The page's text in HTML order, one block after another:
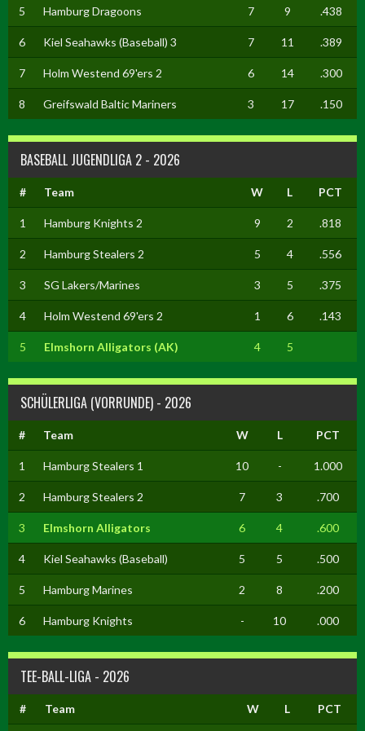
5 Hamburg Dragoons 7 9 .438
6 Kiel Seahawks (Baseball) 3 7 11 .389
7 Holm Westend 69'ers 2 6 14 .300
8 Greifswald Baltic Mariners 3 17 .150
BASEBALL JUGENDLIGA 2 - 2026
# Team W L PCT
1 Hamburg Knights 2 9 2 .818
2 Hamburg Stealers 2 5 4 .556
3 SG Lakers/Marines 3 5 .375
4 Holm Westend 69'ers 2 1 6 .143
5 Elmshorn Alligators (AK) 4 5
SCHÜLERLIGA (VORRUNDE) - 2026
# Team W L PCT
1 Hamburg Stealers 1 10 - 1.000
2 Hamburg Stealers 2 7 3 .700
3 Elmshorn Alligators 6 4 .600
4 Kiel Seahawks (Baseball) 5 5 .500
5 Hamburg Marines 2 8 .200
6 Hamburg Knights - 10 .000
TEE-BALL-LIGA - 2026
# Team W L PCT